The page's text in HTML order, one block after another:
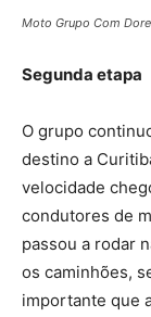
Moto Grupo Com
Segunda etapa
O grupo
destino a
velocidade
condutores de
passou a rodar
os caminhões,
importante que